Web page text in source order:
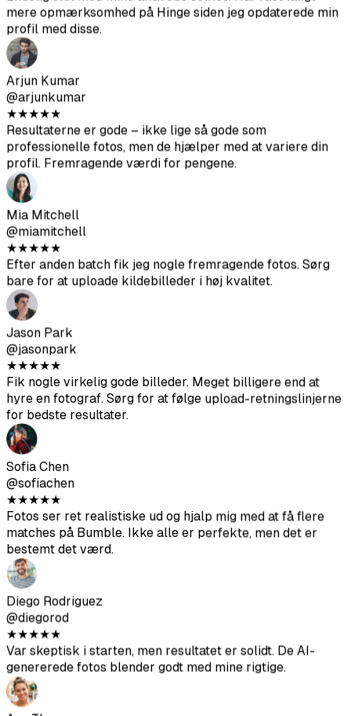
@arjunkumar
★★ ★ ★★
Resultaterne er gode – ikke lige så gode som
professionelle fotos, men de hjælper med at variere din
profil. Fremragende værdi for pengene.
Mia Mitchell
@miamitchell
★ ★★★★
Efter anden batch fik jeg nogle fremragende fotos. Sørg
bare for at uploade kildebilleder i høj kvalitet.
Jason Park
@jasonpark
★★★ ★★
Fik nogle virkelig gode billeder. Meget billigere end at
hyre en fotograf. Sørg for at følge upload-retningslinjerne
for bedste resultater.
Sofia Chen
@sofiachen
★★★★ ★
Fotos ser ret realistiske ud og hjalp mig med at få flere
matches på Bumble. Ikke alle er perfekte, men det er
bestemt det værd.
Diego Rodriguez
@diegorod
★★★★★
Var skeptisk i starten, men resultatet er solidt. De AI-
genererede fotos blender godt med mine rigtige.
Ava Thompson
@avathompson
★★ ★★★
Endelig slut med mine akavede selfies. Har fået langt
mere opmærksomhed på Hinge siden jeg opdaterede min
profil med disse.